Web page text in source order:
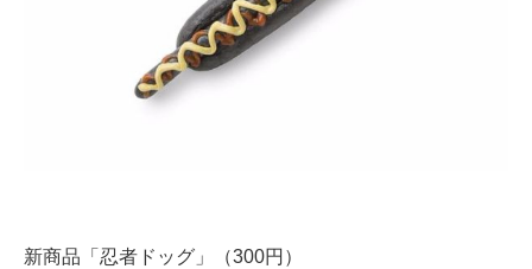
建設×テクノロジーの最前線
ちょっと気になるネットの話題
新商品「忍者ドッグ」（300円）